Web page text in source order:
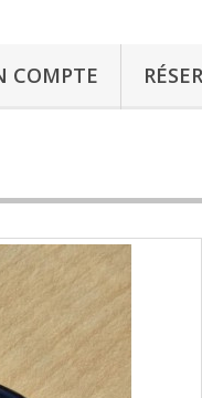
COMPTE